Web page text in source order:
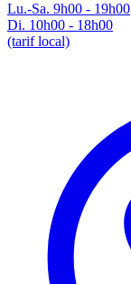
Lu.-Sa. 9h00 - 19h00
Di. 10h00 - 18h00
(tarif local)